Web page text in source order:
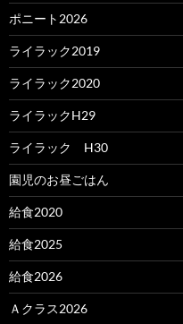
ポニート2026
ライラック2019
ライラック2020
ライラックH29
ライラック H30
園児のお昼ごはん
給食2020
給食2025
給食2026
Ａクラス2026